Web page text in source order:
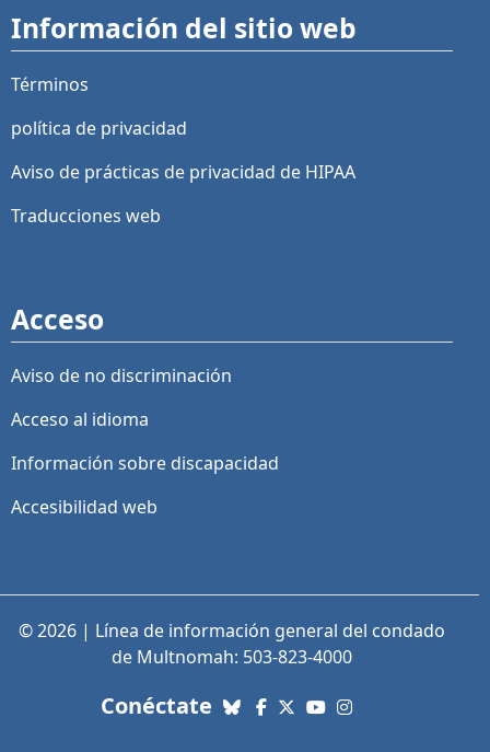
Información del sitio web
Términos
política de privacidad
Aviso de prácticas de privacidad de HIPAA
Traducciones web
Acceso
Aviso de no discriminación
Acceso al idioma
Información sobre discapacidad
Accesibilidad web
© 2026 | Línea de información general del condado
de Multnomah: 503-823-4000
Conéctate con nosotros. Enlaces a
Bluesky
Facebook
X (Twitter)
YouTube
Instagram